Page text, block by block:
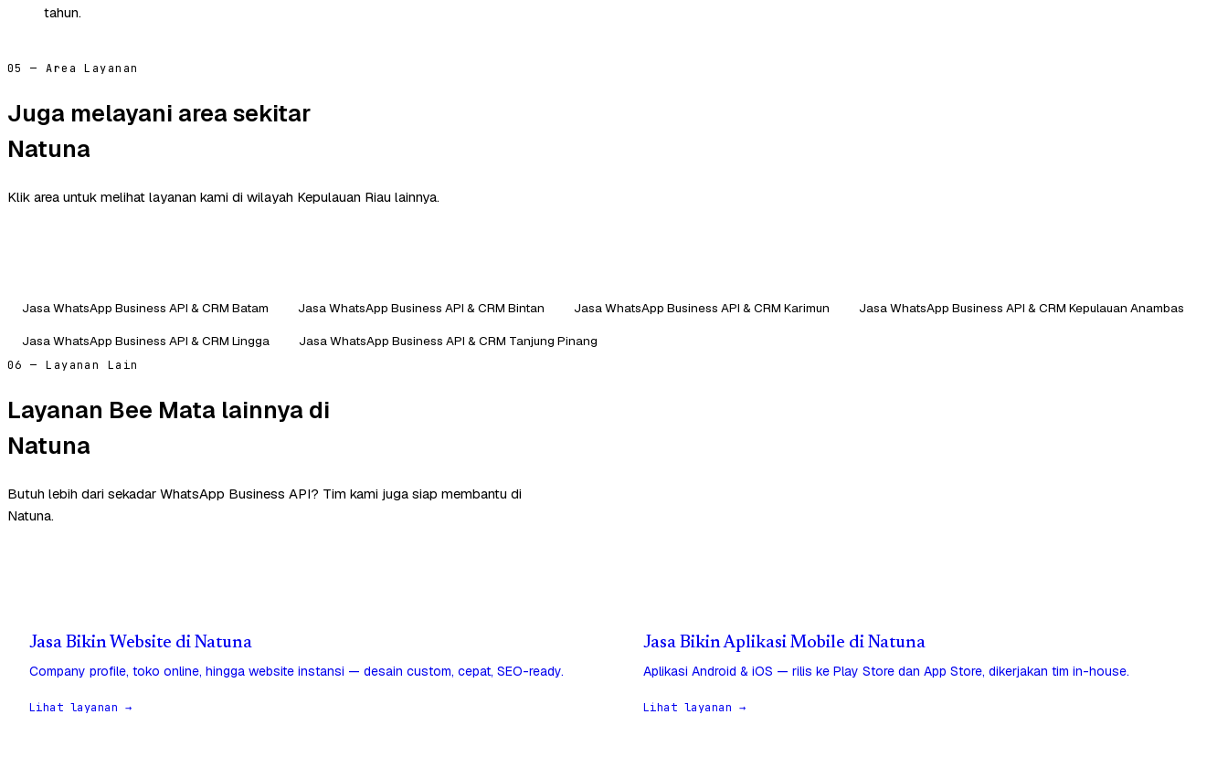
tahun.
05 — Area Layanan
Juga melayani area sekitar
Natuna
Klik area untuk melihat layanan kami di wilayah Kepulauan Riau lainnya.
Jasa WhatsApp Business API & CRM Batam Jasa WhatsApp Business API & CRM Bintan Jasa WhatsApp Business API & CRM Karimun
Jasa WhatsApp Business API & CRM Kepulauan Anambas
Jasa WhatsApp Business API & CRM Lingga
Jasa WhatsApp Business API & CRM Tanjung Pinang
06 — Layanan Lain
Layanan Bee Mata lainnya di
Natuna
Butuh lebih dari sekadar WhatsApp Business API? Tim kami juga siap membantu di
Natuna.
Jasa Bikin Website di Natuna
Company profile, toko online, hingga website instansi — desain custom, cepat, SEO-ready.
Lihat layanan →
Jasa Bikin Aplikasi Mobile di Natuna
Aplikasi Android & iOS — rilis ke Play Store dan App Store, dikerjakan tim in-house.
Lihat layanan →